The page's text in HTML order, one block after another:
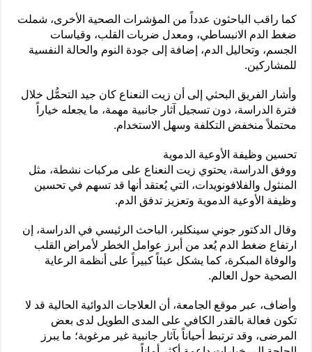
كما راقب الباحثون عدداً من المؤشرات الصحية الأخرى، شملت
ضغط الدم الانبساطي، ومعدل ضربات القلب، وقياسات
الجسم، وتحاليل الدم، إضافة إلى جودة النوم والحالة النفسية
للمشاركين.
وأشار الفريق البحثي إلى أن زيت النعناع كان جيد التحمُّل خلال
فترة الدراسة، دون تسجيل آثار جانبية مهمة، ما يجعله خياراً
محتملاً منخفض التكلفة وسهل الاستخدام.
تحسين وظيفة الأوعية الدموية
ووفق الدراسة، يحتوي زيت النعناع على مركبات نشطة، مثل
المنثول والفلافونويدات، التي يُعتقد أنها قد تسهم في تحسين
وظيفة الأوعية الدموية وتعزيز تدفق الدم.
وقال الدكتور جوني سينكلير، الباحث الرئيسي في الدراسة، إن
ارتفاع ضغط الدم يُعد من أبرز عوامل الخطر لأمراض القلب
والوفاة المبكرة، كما يشكل عبئاً كبيراً على أنظمة الرعاية
الصحية حول العالم.
وأضاف، عبر موقع الجامعة، أن العلاجات الدوائية الحالية قد لا
تكون فعالة بالقدر الكافي على المدى الطويل لدى بعض
المرضى، وقد ترتبط أحياناً بآثار جانبية غير مرغوبة؛ ما يبرز